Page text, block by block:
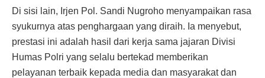
Di sisi lain, Irjen Pol. Sandi Nugroho menyampaikan rasa
syukurnya atas penghargaan yang diraih. Ia menyebut,
prestasi ini adalah hasil dari kerja sama jajaran Divisi
Humas Polri yang selalu bertekad memberikan
pelayanan terbaik kepada media dan masyarakat dan